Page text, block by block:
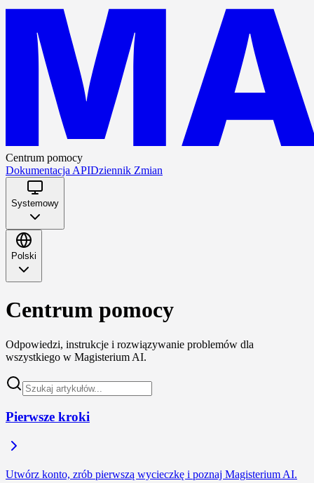
Centrum pomocy
Dokumentacja APIDziennik Zmian
Systemowy
Polski
Centrum pomocy
Odpowiedzi, instrukcje i rozwiązywanie problemów dla
wszystkiego w Magisterium AI.
Pierwsze kroki
Utwórz konto, zrób pierwszą wycieczkę i poznaj Magisterium AI.